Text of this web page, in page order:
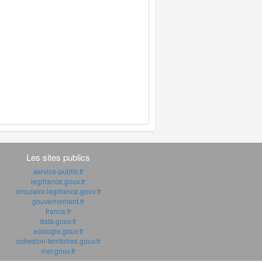
Les sites publics
service-public.fr
legifrance.gouv.fr
circulaire.legifrance.gouv.fr
gouvernement.fr
france.fr
data.gouv.fr
ecologie.gouv.fr
cohesion-territoires.gouv.fr
mer.gouv.fr